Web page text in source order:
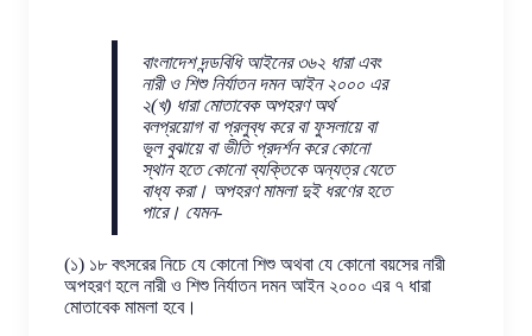
বাংলাদেশ দন্ডবিধি আইনের ৩৬২ ধারা এবং
নারী ও শিশু নির্যাতন দমন আইন ২০০০ এর
২(খ) ধারা মোতাবেক অপহরণ অর্থ
বলপ্রয়োগ বা প্রলুব্ধ করে বা ফুসলায়ে বা
ভূল বুঝায়ে বা ভীতি প্রদর্শন করে কোনো
স্থান হতে কোনো ব্যক্তিকে অন্যত্র যেতে
বাধ্য করা। অপহরণ মামলা দুই ধরণের হতে
পারে। যেমন-
(১) ১৮ বৎসরের নিচে যে কোনো শিশু অথবা যে কোনো বয়সের নারী
অপহরণ হলে নারী ও শিশু নির্যাতন দমন আইন ২০০০ এর ৭ ধারা
মোতাবেক মামলা হবে।